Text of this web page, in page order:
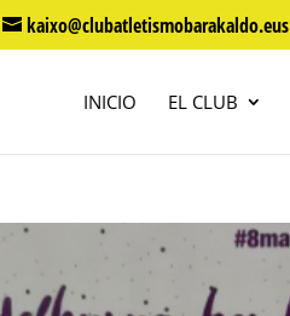
kaixo@clubatletismobarakaldo.eus
INICIO EL CLUB